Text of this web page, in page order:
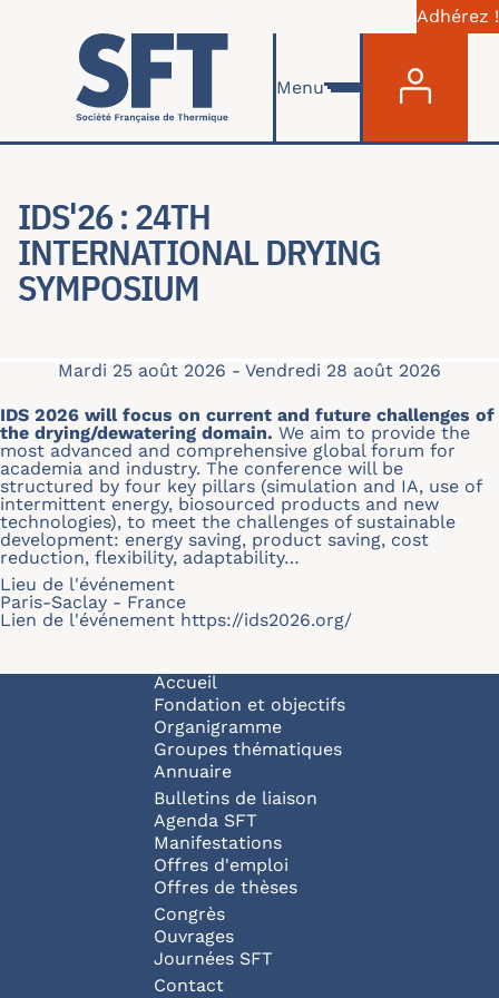
Aller au contenu principal
Adhérez !
Menu
IDS'26 : 24TH
INTERNATIONAL DRYING
SYMPOSIUM
Mardi 25 août 2026 - Vendredi 28 août 2026
IDS 2026 will focus on current and future challenges of
the drying/dewatering domain. We aim to provide the
most advanced and comprehensive global forum for
academia and industry. The conference will be
structured by four key pillars (simulation and IA, use of
intermittent energy, biosourced products and new
technologies), to meet the challenges of sustainable
development: energy saving, product saving, cost
reduction, flexibility, adaptability…
Lieu de l'événement
Paris-Saclay - France
Lien de l'événement https://ids2026.org/
Navigation principale
Accueil
Fondation et objectifs
Organigramme
Groupes thématiques
Annuaire
Bulletins de liaison
Agenda SFT
Manifestations
Offres d'emploi
Offres de thèses
Congrès
Ouvrages
Journées SFT
Pied de page
Contact